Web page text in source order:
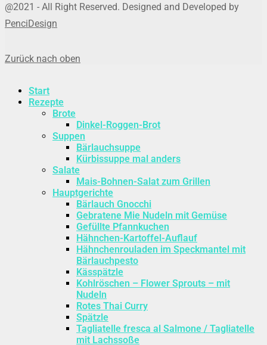
@2021 - All Right Reserved. Designed and Developed by
PenciDesign
Zurück nach oben
Start
Rezepte
Brote
Dinkel-Roggen-Brot
Suppen
Bärlauchsuppe
Kürbissuppe mal anders
Salate
Mais-Bohnen-Salat zum Grillen
Hauptgerichte
Bärlauch Gnocchi
Gebratene Mie Nudeln mit Gemüse
Gefüllte Pfannkuchen
Hähnchen-Kartoffel-Auflauf
Hähnchenrouladen im Speckmantel mit
Bärlauchpesto
Kässpätzle
Kohlröschen – Flower Sprouts – mit
Nudeln
Rotes Thai Curry
Spätzle
Tagliatelle fresca al Salmone / Tagliatelle
mit Lachssoße